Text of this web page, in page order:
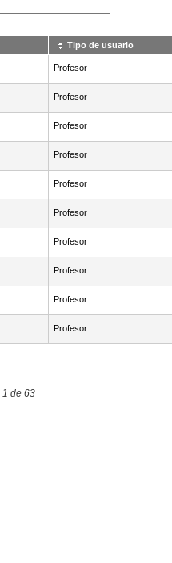
Tipo de usuario
Profesor
Profesor
Profesor
Profesor
Profesor
Profesor
Profesor
Profesor
Profesor
Profesor
1 de 63